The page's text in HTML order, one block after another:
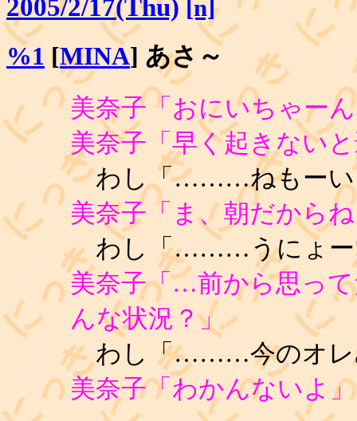
2005/2/17(Thu) [n]
%1 [MINA] あさ～
美奈子「おにいちゃー
美奈子「早く起きない
わし「………ねもーい
美奈子「ま、朝だから
わし「………うにょー
美奈子「…前から思っ
んな状況？」
わし「………今のオレ
美奈子「わかんないよ」